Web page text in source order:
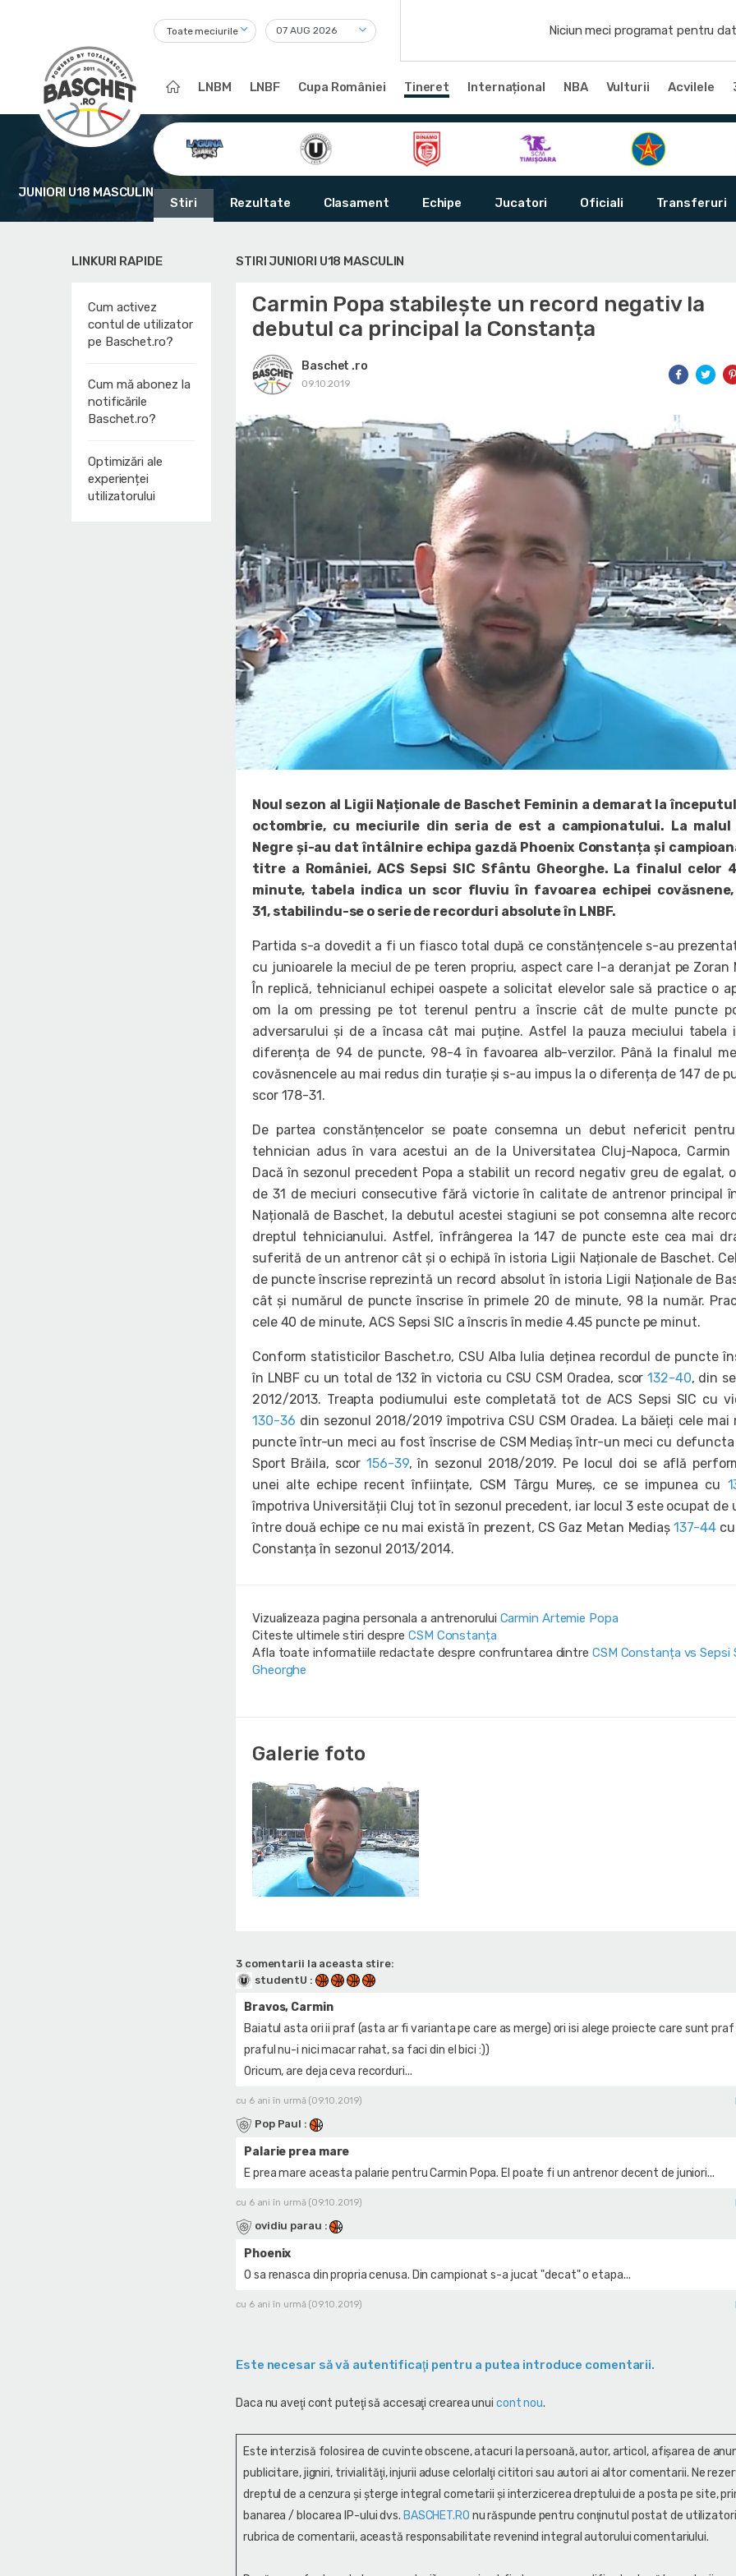
Toate meciurile Niciun meci programat pentru
LNBM LNBF Cupa României Tineret Internațional NBA Vulturii Acvilele
JUNIORI U18 MASCULIN
Stiri Rezultate Clasament Echipe Jucatori Oficiali Transferuri
LINKURI RAPIDE
Cum activez
contul de utilizator
pe Baschet.ro?
Cum mă abonez la
notificările
Baschet.ro?
Optimizări ale
experienței
utilizatorului
STIRI JUNIORI U18 MASCULIN
Carmin Popa stabilește un record negativ la
debutul ca principal la Constanța
Baschet .ro
09.10.2019
Noul sezon al Ligii Naționale de Baschet Feminin a demarat la
octombrie, cu meciurile din seria de est a campionatului. La malul
Negre și-au dat întâlnire echipa gazdă Phoenix Constanța și
titre a României, ACS Sepsi SIC Sfântu Gheorghe. La finalul celor
minute, tabela indica un scor fluviu în favoarea echipei covăsnene,
31, stabilindu-se o serie de recorduri absolute în LNBF.
Partida s-a dovedit a fi un fiasco total după ce constănțencele s-au
cu junioarele la meciul de pe teren propriu, aspect care l-a deranjat pe Zoran
În replică, tehnicianul echipei oaspete a solicitat elevelor sale să practice o
om la om pressing pe tot terenul pentru a înscrie cât de multe puncte
adversarului și de a încasa cât mai puține. Astfel la pauza meciului tabela
diferența de 94 de puncte, 98-4 în favoarea alb-verzilor. Până la finalul
covăsnencele au mai redus din turație și s-au impus la o diferența de 147 de
scor 178-31.
De partea constănțencelor se poate consemna un debut nefericit
tehnician adus în vara acestui an de la Universitatea Cluj-Napoca, Carmin
Dacă în sezonul precedent Popa a stabilit un record negativ greu de egalat,
de 31 de meciuri consecutive fără victorie în calitate de antrenor principal
Națională de Baschet, la debutul acestei stagiuni se pot consemna alte
dreptul tehnicianului. Astfel, înfrângerea la 147 de puncte este cea mai
suferită de un antrenor cât și o echipă în istoria Ligii Naționale de Baschet.
de puncte înscrise reprezintă un record absolut în istoria Ligii Naționale de
cât și numărul de puncte înscrise în primele 20 de minute, 98 la număr.
cele 40 de minute, ACS Sepsi SIC a înscris în medie 4.45 puncte pe minut.
Conform statisticilor Baschet.ro, CSU Alba Iulia deținea recordul de puncte
în LNBF cu un total de 132 în victoria cu CSU CSM Oradea, scor132-40, din
2012/2013. Treapta podiumului este completată tot de ACS Sepsi SIC cu
130-36 din sezonul 2018/2019 împotriva CSU CSM Oradea. La băieți cele mai
puncte într-un meci au fost înscrise de CSM Mediaș într-un meci cu defuncta
Sport Brăila, scor156-39, în sezonul 2018/2019. Pe locul doi se află
unei alte echipe recent înființate, CSM Târgu Mureș, ce se impunea cu
împotriva Universității Cluj tot în sezonul precedent, iar locul 3 este ocupat de
între două echipe ce nu mai există în prezent, CS Gaz Metan Mediaș137-44cu
Constanța în sezonul 2013/2014.
Vizualizeaza pagina personala a antrenorului Carmin Artemie Popa
Citeste ultimele stiri despre CSM Constanța
Afla toate informatiile redactate despre confruntarea dintre CSM Constanța vs Sepsi
Gheorghe
Galerie foto
3 comentarii la aceasta stire:
studentU :
Bravos, Carmin
Baiatul asta ori ii praf (asta ar fi varianta pe care as merge) ori isi alege proiecte care sunt praf
praful nu-i nici macar rahat, sa faci din el bici :))
Oricum, are deja ceva recorduri...
cu 6 ani în urmă (09.10.2019)
Pop Paul :
Palarie prea mare
E prea mare aceasta palarie pentru Carmin Popa. El poate fi un antrenor decent de juniori...
cu 6 ani în urmă (09.10.2019)
ovidiu parau :
Phoenix
O sa renasca din propria cenusa. Din campionat s-a jucat "decat" o etapa...
cu 6 ani în urmă (09.10.2019)
Este necesar să vă autentificaţi pentru a putea introduce comentarii.
Daca nu aveţi cont puteţi să accesaţi crearea unui cont nou.
Este interzisă folosirea de cuvinte obscene, atacuri la persoană, autor, articol, afişarea de
publicitare, jigniri, trivialităţi, injurii aduse celorlalţi cititori sau autori ai altor comentarii. Ne
dreptul de a cenzura și şterge integral cometarii și interzicerea dreptului de a posta pe site,
banarea / blocarea IP-ului dvs. BASCHET.RO nu răspunde pentru conţinutul postat de
rubrica de comentarii, această responsabilitate revenind integral autorului comentariului.